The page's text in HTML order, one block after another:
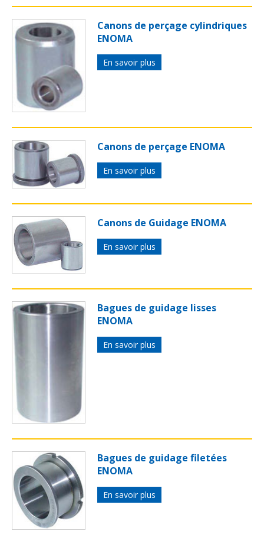
Canons de perçage cylindriques
ENOMA
En savoir plus
Canons de perçage ENOMA
En savoir plus
Canons de Guidage ENOMA
En savoir plus
Bagues de guidage lisses
ENOMA
En savoir plus
Bagues de guidage filetées
ENOMA
En savoir plus